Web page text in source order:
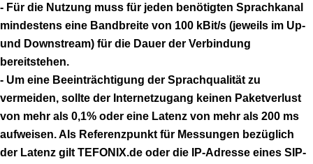
- Für die Nutzung muss für jeden benötigten Sprachkanal
mindestens eine Bandbreite von 100 kBit/s (jeweils im Up-
und Downstream) für die Dauer der Verbindung
bereitstehen.
- Um eine Beeinträchtigung der Sprachqualität zu
vermeiden, sollte der Internetzugang keinen Paketverlust
von mehr als 0,1% oder eine Latenz von mehr als 200 ms
aufweisen. Als Referenzpunkt für Messungen bezüglich
der Latenz gilt TEFONIX.de oder die IP-Adresse eines SIP-